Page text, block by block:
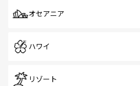
オセアニア
ハワイ
リゾート